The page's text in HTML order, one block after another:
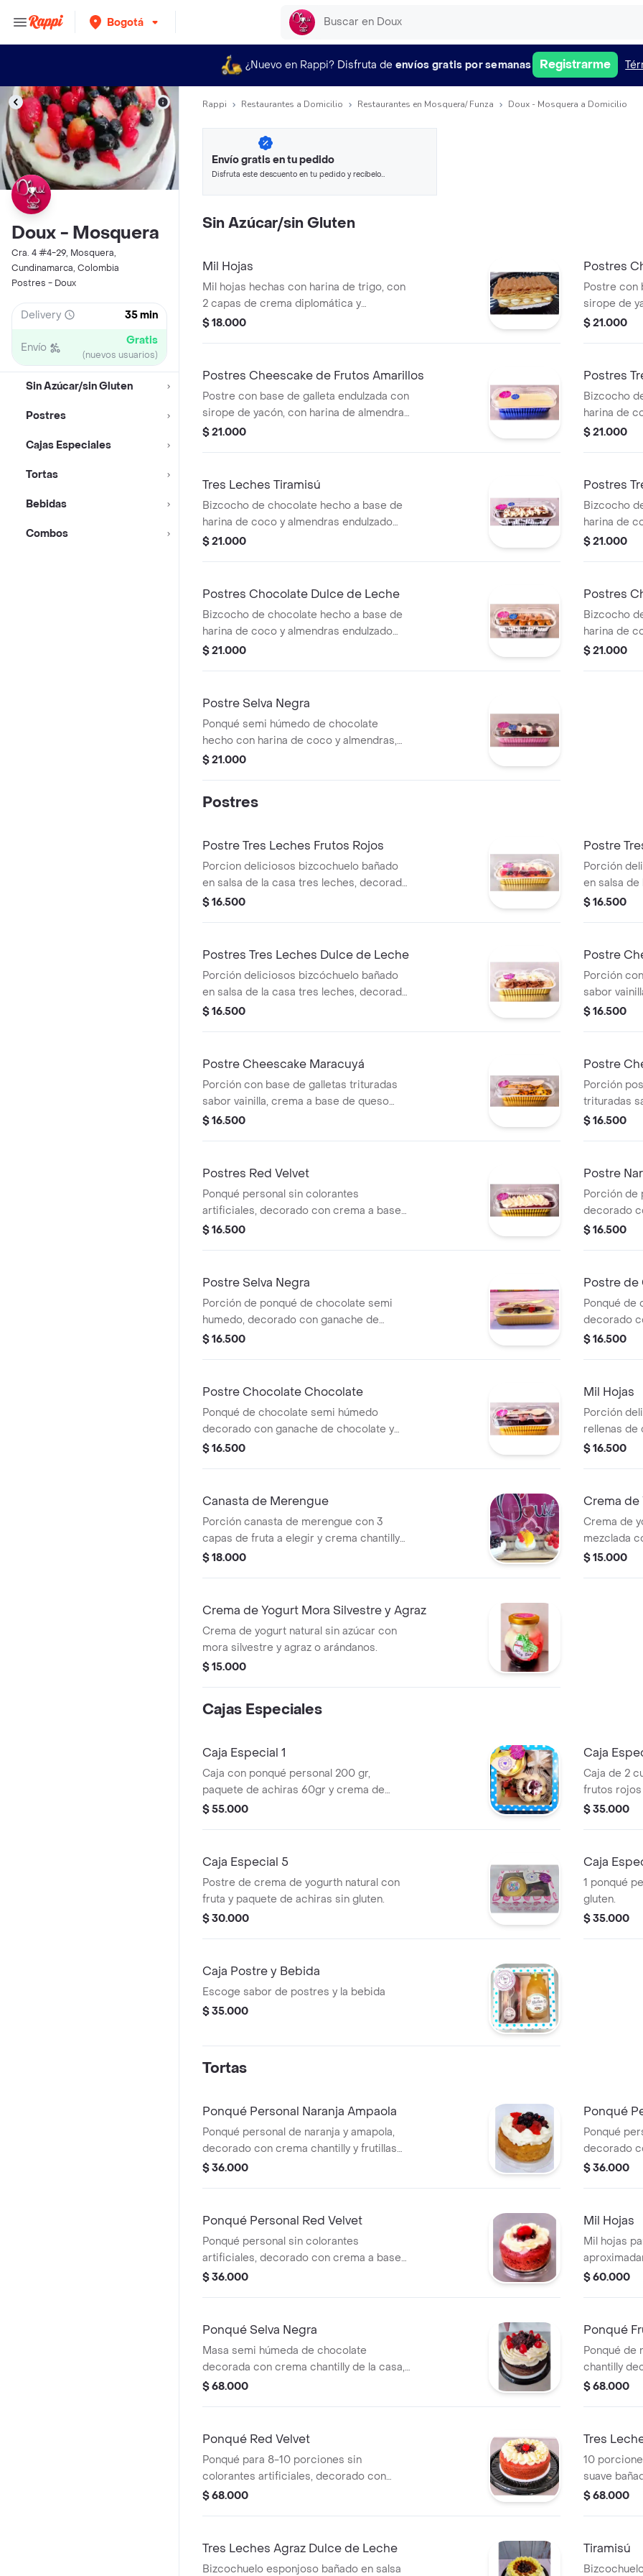
Bogotá
¿Nuevo en Rappi? Disfruta de envíos gratis por semanas Registrarme
Doux - Mosquera
Cra. 4 #4-29, Mosquera,
Cundinamarca, Colombia
Postres - Doux
Delivery 35 min
Envío Gratis
(nuevos usuarios)
Sin Azúcar/sin Gluten
Postres
Cajas Especiales
Tortas
Bebidas
Combos
Rappi Restaurantes a Domicilio Restaurantes en Mosquera/ Funza Doux - Mosquera a Domicilio
Envío gratis en tu pedido
Disfruta este descuento en tu pedido y recíbelo
Sin Azúcar/sin Gluten
Mil Hojas
Mil hojas hechas con harina de trigo, con
2 capas de crema diplomática y
decorada con dulce de leche endulzados
$ 18.000
Postres
Postre con
sirope de
y coco,
$ 21.000
Postres Cheescake de Frutos Amarillos
Postre con base de galleta endulzada con
sirope de yacón, con harina de almendras
y coco, acompañada de mezcla de queso
$ 21.000
Postres
Bizcocho
harina de
con sirope
sucralosa.
$ 21.000
Tres Leches Tiramisú
Bizcocho de chocolate hecho a base de
harina de coco y almendras endulzado
con sirope de yacón, bañado en salsa
endulzado con sucralosa.
$ 21.000
Postres
Bizcocho
harina de
con sirope
o
$ 21.000
Postres Chocolate Dulce de Leche
Bizcocho de chocolate hecho a base de
harina de coco y almendras endulzado
con sirope de yacón, decorado con dulce
sucralosa.
$ 21.000
Postres
Bizcocho
harina de
con sirope
$ 21.000
Postre Selva Negra
Ponqué semi húmedo de chocolate
hecho con harina de coco y almendras,
endulzado con yacón, crema chantilly y
agraz.
$ 21.000
Postres
Postre Tres Leches Frutos Rojos
Porcion deliciosos bizcochuelo bañado
en salsa de la casa tres leches, decorado
con crema chantilly, fresa, mora, agraz,
$ 16.500
Postre
Porción
en salsa
con crema
$ 16.500
Postres Tres Leches Dulce de Leche
Porción deliciosos bizcóchuelo bañado
en salsa de la casa tres leches, decorado
con crema chantilly, dulce de leche. bajo
$ 16.500
Postre
Porción
sabor
crema y
$ 16.500
Postre Cheescake Maracuyá
Porción con base de galletas trituradas
sabor vainilla, crema a base de queso
crema y crema sabor maracuyá
$ 16.500
Postre
Porción
trituradas
queso
$ 16.500
Postres Red Velvet
Ponqué personal sin colorantes
artificiales, decorado con crema a base
de queso crema.
$ 16.500
Postre
Porción de
decorado
maracuya y
$ 16.500
Postre Selva Negra
Porción de ponqué de chocolate semi
humedo, decorado con ganache de
chocolate de blanco y frutos rojos: agraz,
$ 16.500
Postre de
Ponqué de
decorado
$ 16.500
Postre Chocolate Chocolate
Ponqué de chocolate semi húmedo
decorado con ganache de chocolate y
chispas de chocolate.
$ 16.500
Mil Hojas
Porción
rellenas de
decoradas
$ 16.500
Canasta de Merengue
Porción canasta de merengue con 3
capas de fruta a elegir y crema chantilly
fresca.
$ 18.000
Crema de
Crema de
mezclada
$ 15.000
Crema de Yogurt Mora Silvestre y Agraz
Crema de yogurt natural sin azúcar con
mora silvestre y agraz o arándanos.
$ 15.000
Cajas Especiales
Caja Especial 1
Caja con ponqué personal 200 gr,
paquete de achiras 60gr y crema de
yogurt de frutillas a elegir.
$ 55.000
Caja
Caja de 2
frutos rojos
cumpleaños
$ 35.000
Caja Especial 5
Postre de crema de yogurth natural con
fruta y paquete de achiras sin gluten.
$ 30.000
Caja
1 ponqué
gluten.
$ 35.000
Caja Postre y Bebida
Escoge sabor de postres y la bebida
$ 35.000
Tortas
Ponqué Personal Naranja Ampaola
Ponqué personal de naranja y amapola,
decorado con crema chantilly y frutillas
rojas. incluye tarjeta de cumpleaños o
$ 36.000
Ponqué
Ponqué
decorado
rojas.
$ 36.000
Ponqué Personal Red Velvet
Ponqué personal sin colorantes
artificiales, decorado con crema a base
de queso crema, con frutas confitadas:
de cumpleaños en chocolate y velita.
$ 36.000
Mil Hojas
Mil hojas
de crema
$ 60.000
Ponqué Selva Negra
Masa semi húmeda de chocolate
decorada con crema chantilly de la casa,
agraz, arándanos, fresa, mora, cerezas
chocolate.
$ 68.000
Ponqué
Ponqué de
chantilly
arándanos
$ 68.000
Ponqué Red Velvet
Ponqué para 8-10 porciones sin
colorantes artificiales, decorado con
crema a base de queso crema y frutas
cumpleaños en chocolate y velitas.
$ 68.000
Tres
10
suave
decorado
en
$ 68.000
Tres Leches Agraz Dulce de Leche
Bizcochuelo esponjoso bañado en salsa
Tiramisú